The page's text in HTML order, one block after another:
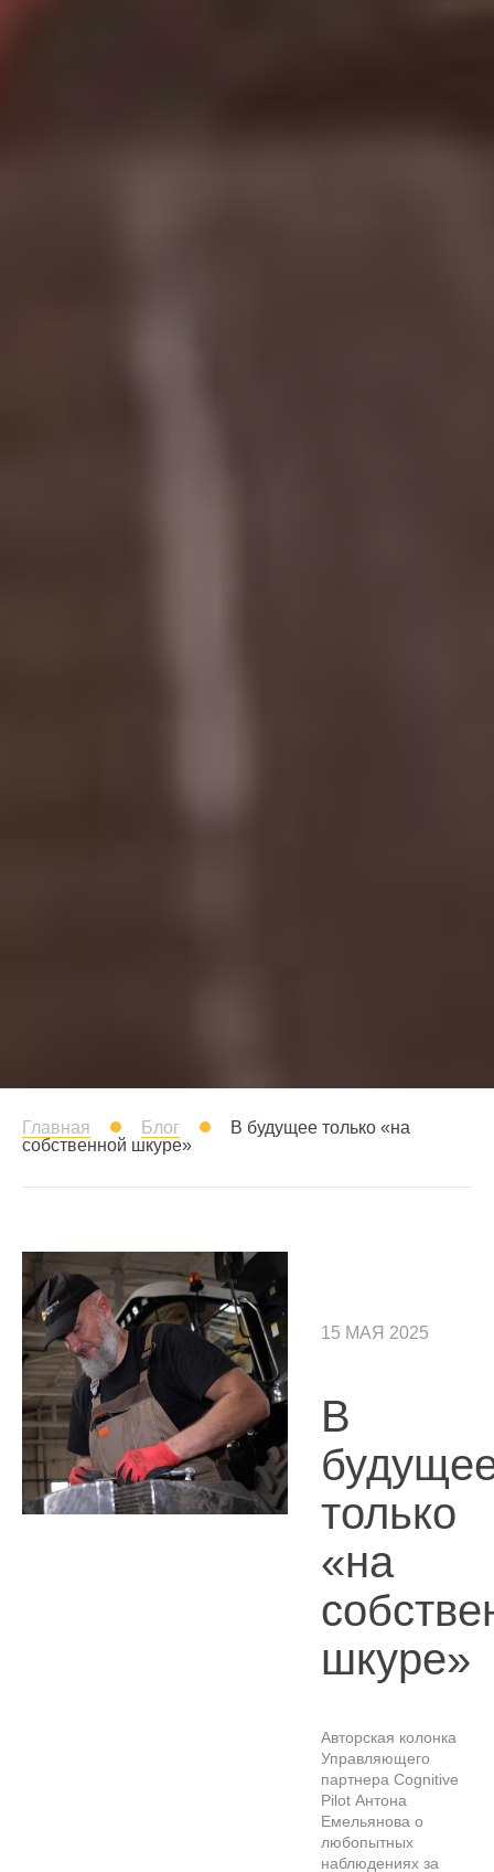
Главная Блог
В будущее только «на
собственной шкуре»
15 МАЯ 2025
В
только
«на
шкуре»
Авторская колонка
Управляющего
партнера Cognitive
Pilot Антона
Емельянова о
любопытных
наблюдениях за